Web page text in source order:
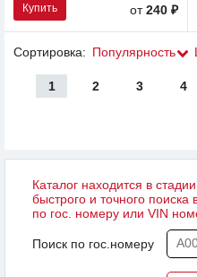
Купить от240 ₽
Сортировка: Популярность
1 2 3 4
Каталог находится в
быстрого и точного поиска
по гос. номеру или VIN
Поиск по гос.номеру